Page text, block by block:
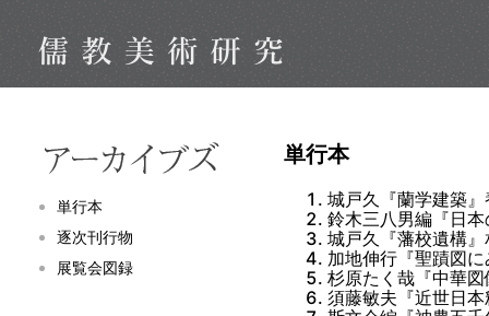
単行本
逐次刊行物
展覧会図録
単行本
城戸久『蘭学建築
鈴木三八男編『日
城戸久『藩校遺構
加地伸行『聖蹟図
杉原たく哉『中華
須藤敏夫『近世日